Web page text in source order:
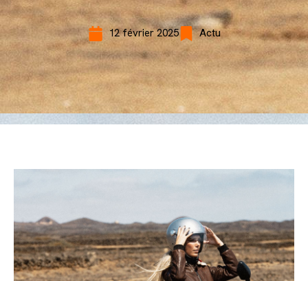
12 février 2025 Actu